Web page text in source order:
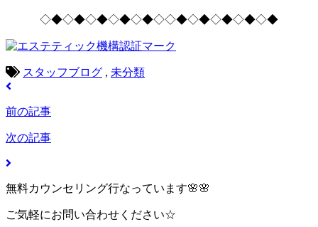
◇◆◇◆◇◆◇◆◇◆◇◇◆◇◆◇◆◇◆◇◆
スタッフブログ , 未分類
前の記事
次の記事
無料カウンセリング行なっています🌸🌸
ご気軽にお問い合わせください☆